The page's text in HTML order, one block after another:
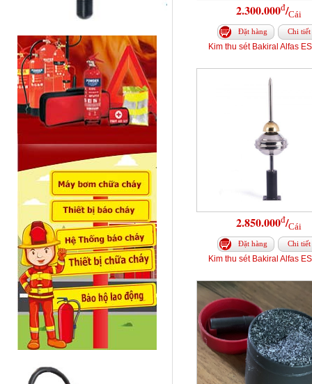
2.300.000đ/Cái
Đặt hàng Chi tiết
Kim thu sét Bakiral Alfas
2.850.000đ/Cái
Đặt hàng Chi tiết
Kim thu sét Bakiral Alfas